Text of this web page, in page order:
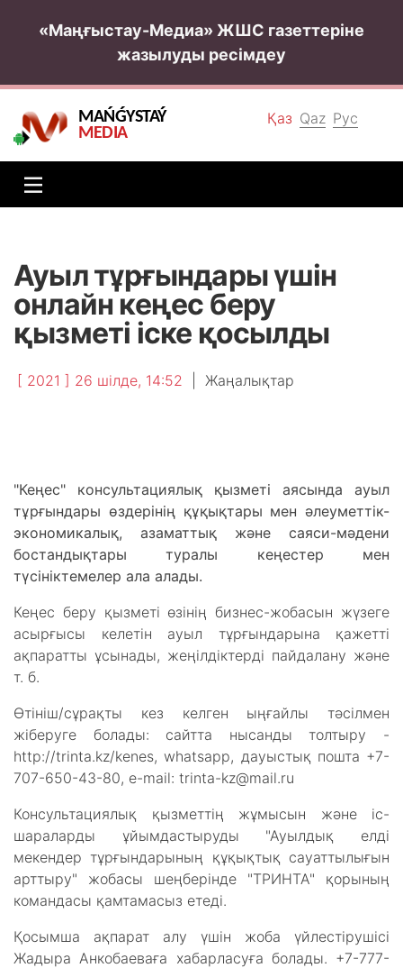
«Маңғыстау-Медиа» ЖШС газеттеріне
жазылуды ресімдеу
Қаз Qaz Рус
MAŃǴYSTAÝ
MEDIA
Ауыл тұрғындары үшін
онлайн кеңес беру
қызметі іске қосылды
[ 2021 ] 26 шілде, 14:52 Жаңалықтар
"Кеңес" консультациялық қызметі аясында ауыл
тұрғындары өздерінің құқықтары мен әлеуметтік-
экономикалық, азаматтық және саяси-мәдени
бостандықтары туралы кеңестер мен
түсініктемелер ала алады.
Кеңес беру қызметі өзінің бизнес-жобасын жүзеге
асырғысы келетін ауыл тұрғындарына қажетті
ақпаратты ұсынады, жеңілдіктерді пайдалану және
т. б.
Өтініш/сұрақты кез келген ыңғайлы тәсілмен
жіберуге болады: сайтта нысанды толтыру -
http://trinta.kz/kenes, whatsapp, дауыстық пошта +7-
707-650-43-80, e-mail: trinta-kz@mail.ru
Консультациялық қызметтің жұмысын және іс-
шараларды ұйымдастыруды "Ауылдық елді
мекендер тұрғындарының құқықтық сауаттылығын
арттыру" жобасы шеңберінде "ТРИНТА" қорының
командасы қамтамасыз етеді.
Қосымша ақпарат алу үшін жоба үйлестірушісі
Жадыра Анкобаеваға хабарласуға болады. +7-777-